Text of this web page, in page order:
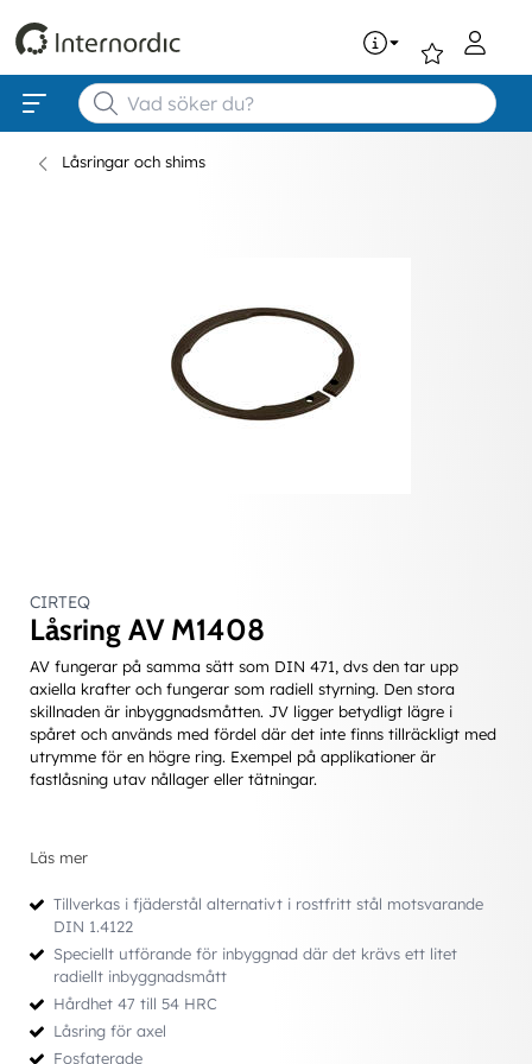
Låsringar och shims
CIRTEQ
Låsring AV M1408
AV fungerar på samma sätt som DIN 471, dvs den tar upp
axiella krafter och fungerar som radiell styrning. Den stora
skillnaden är inbyggnadsmåtten. JV ligger betydligt lägre i
spåret och används med fördel där det inte finns tillräckligt med
utrymme för en högre ring. Exempel på applikationer är
fastlåsning utav nållager eller tätningar.
Läs mer
Tillverkas i fjäderstål alternativt i rostfritt stål motsvarande
DIN 1.4122
Speciellt utförande för inbyggnad där det krävs ett litet
radiellt inbyggnadsmått
Hårdhet 47 till 54 HRC
Låsring för axel
Fosfaterade